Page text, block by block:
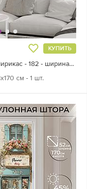
КУПИТЬ
Рулонная штора «Лирикас - 182 - ширина 68 см»
см - 1 шт.